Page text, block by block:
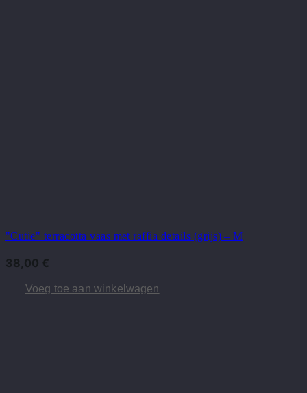
"Cutie" terracotta vaas met raffia details (grijs) – M
38,00 €
Voeg toe aan winkelwagen